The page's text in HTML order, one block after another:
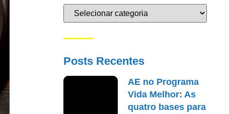
Posts Recentes
AE no Programa
Vida Melhor: As
quatro bases para